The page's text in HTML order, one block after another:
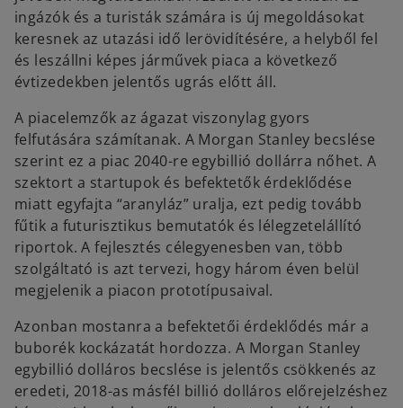
t
a
b
ingázók és a turisták számára is új megoldásokat
keresnek az utazási idő lerövidítésére, a helyből fel
és leszállni képes járművek piaca a következő
évtizedekben jelentős ugrás előtt áll.
A piacelemzők az ágazat viszonylag gyors
felfutására számítanak. A Morgan Stanley becslése
szerint ez a piac 2040-re egybillió dollárra nőhet. A
szektort a startupok és befektetők érdeklődése
miatt egyfajta “aranyláz” uralja, ezt pedig tovább
fűtik a futurisztikus bemutatók és lélegzetelállító
riportok. A fejlesztés célegyenesben van, több
szolgáltató is azt tervezi, hogy három éven belül
megjelenik a piacon prototípusaival.
Azonban mostanra a befektetői érdeklődés már a
buborék kockázatát hordozza. A Morgan Stanley
egybillió dolláros becslése is jelentős csökkenés az
eredeti, 2018-as másfél billió dolláros előrejelzéshez